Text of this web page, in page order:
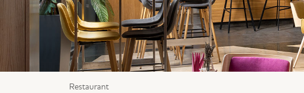
Restaurant